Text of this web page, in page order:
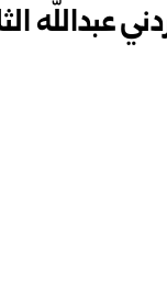
عبدالله